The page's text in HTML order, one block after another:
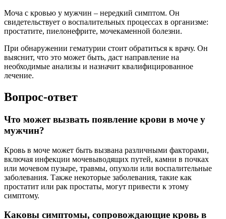
Моча с кровью у мужчин – нередкий симптом. Он
свидетельствует о воспалительных процессах в организме:
простатите, пиелонефрите, мочекаменной болезни.
При обнаружении гематурии стоит обратиться к врачу. Он
выяснит, что это может быть, даст направление на
необходимые анализы и назначит квалифицированное
лечение.
Вопрос-ответ
Что может вызвать появление крови в моче у
мужчин?
Кровь в моче может быть вызвана различными факторами,
включая инфекции мочевыводящих путей, камни в почках
или мочевом пузыре, травмы, опухоли или воспалительные
заболевания. Также некоторые заболевания, такие как
простатит или рак простаты, могут привести к этому
симптому.
Каковы симптомы, сопровождающие кровь в